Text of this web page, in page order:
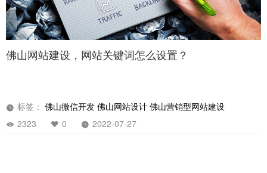
佛山网站建设，网站关键词怎么设置？
标签： 佛山微信开发 佛山网站设计 佛山营销型网站建设
2323
0 2022-07-27